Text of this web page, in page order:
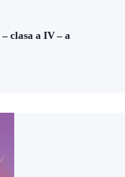
clasa a IV – a